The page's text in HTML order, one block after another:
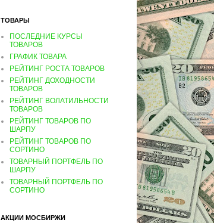
ТОВАРЫ
ПОСЛЕДНИЕ КУРСЫ
ТОВАРОВ
ГРАФИК ТОВАРА
РЕЙТИНГ РОСТА ТОВАРОВ
РЕЙТИНГ ДОХОДНОСТИ
ТОВАРОВ
РЕЙТИНГ ВОЛАТИЛЬНОСТИ
ТОВАРОВ
РЕЙТИНГ ТОВАРОВ ПО
ШАРПУ
РЕЙТИНГ ТОВАРОВ ПО
СОРТИНО
ТОВАРНЫЙ ПОРТФЕЛЬ ПО
ШАРПУ
ТОВАРНЫЙ ПОРТФЕЛЬ ПО
СОРТИНО
АКЦИИ МОСБИРЖИ